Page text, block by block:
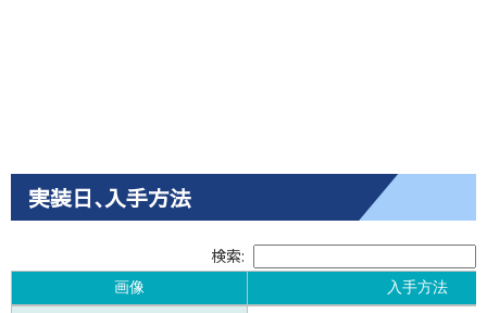
実装日､入手方法
検索:
画像 入手方法